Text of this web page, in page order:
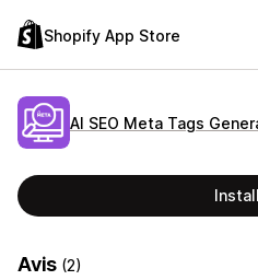
Shopify App Store
AI SEO Meta Tags
Avis (2)